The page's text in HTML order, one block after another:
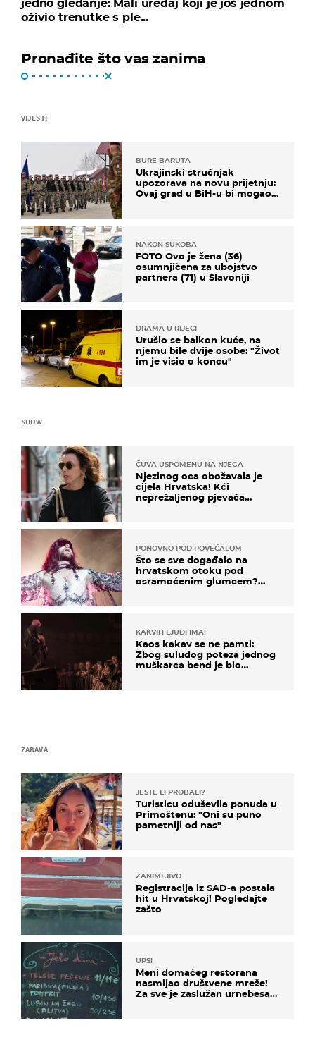
jedno gledanje: Mali uređaj koji je još jednom
oživio trenutke s ple...
Pronađite što vas zanima
VIJESTI
BURE BARUTA
Ukrajinski stručnjak
upozorava na novu prijetnju:
Ovaj grad u BiH-u bi mogao
NAKON SUKOBA
FOTO Ovo je žena (36)
osumnjičena za ubojstvo
partnera (71) u Slavoniji
DRAMA U RIJECI
Urušio se balkon kuće, na
njemu bile dvije osobe: "Život
im je visio o koncu"
SHOW
ČUVA USPOMENU NA NJEGA
Njezinog oca obožavala je
cijela Hrvatska! Kći
neprežaljenog pjevača
PONOVNO POD POVEĆALOM
Što se sve događalo na
hrvatskom otoku pod
osramoćenim glumcem?
KAKVIH LJUDI IMA!
Kaos kakav se ne pamti:
Zbog suludog poteza jednog
muškarca bend je bio
ZABAVA
JESTE LI PROBALI?
Turisticu oduševila ponuda u
Primoštenu: "Oni su puno
pametniji od nas"
ZANIMLJIVO
Registracija iz SAD-a postala
hit u Hrvatskoj! Pogledajte
zašto
UPS!
Meni domaćeg restorana
nasmijao društvene mreže!
Za sve je zaslužan urnebesan